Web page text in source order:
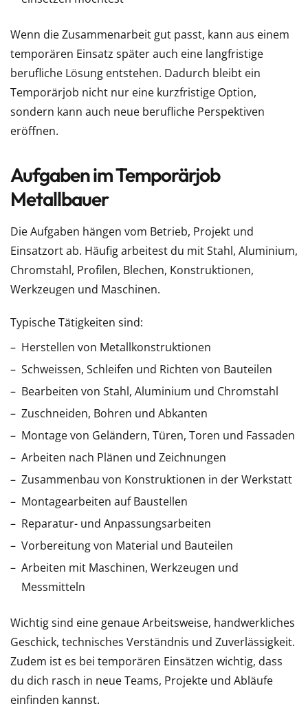
Wenn die Zusammenarbeit gut passt, kann aus einem
temporären Einsatz später auch eine langfristige
berufliche Lösung entstehen. Dadurch bleibt ein
Temporärjob nicht nur eine kurzfristige Option,
sondern kann auch neue berufliche Perspektiven
eröffnen.
Aufgaben im Temporärjob
Metallbauer
Die Aufgaben hängen vom Betrieb, Projekt und
Einsatzort ab. Häufig arbeitest du mit Stahl, Aluminium,
Chromstahl, Profilen, Blechen, Konstruktionen,
Werkzeugen und Maschinen.
Typische Tätigkeiten sind:
Herstellen von Metallkonstruktionen
Schweissen, Schleifen und Richten von Bauteilen
Bearbeiten von Stahl, Aluminium und Chromstahl
Zuschneiden, Bohren und Abkanten
Montage von Geländern, Türen, Toren und Fassaden
Arbeiten nach Plänen und Zeichnungen
Zusammenbau von Konstruktionen in der Werkstatt
Montagearbeiten auf Baustellen
Reparatur- und Anpassungsarbeiten
Vorbereitung von Material und Bauteilen
Arbeiten mit Maschinen, Werkzeugen und
Messmitteln
Wichtig sind eine genaue Arbeitsweise, handwerkliches
Geschick, technisches Verständnis und Zuverlässigkeit.
Zudem ist es bei temporären Einsätzen wichtig, dass
du dich rasch in neue Teams, Projekte und Abläufe
einfinden kannst.